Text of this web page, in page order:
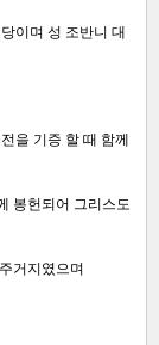
이며 성 조반니 대
을 기증 할 때 함께
봉헌되어 그리스도
거지였으며